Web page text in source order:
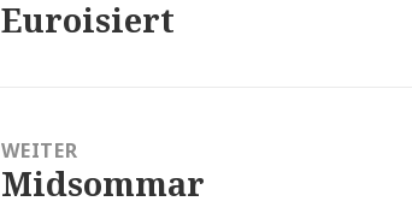
Vorheriger
Euroisiert
WEITER
Nächster
Midsommar